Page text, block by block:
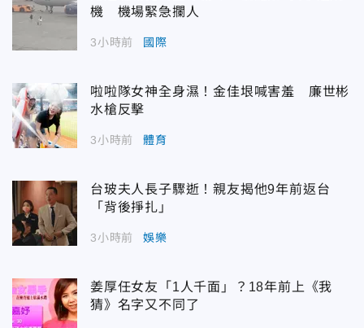
機 機場緊急攔人
3小時前 國際
啦啦隊女神全身濕！金佳垠喊害羞 廉世彬
水槍反擊
3小時前 體育
台玻夫人長子驟逝！親友揭他9年前返台
「背後掙扎」
3小時前 娛樂
姜厚任女友「1人千面」？18年前上《我
猜》名字又不同了